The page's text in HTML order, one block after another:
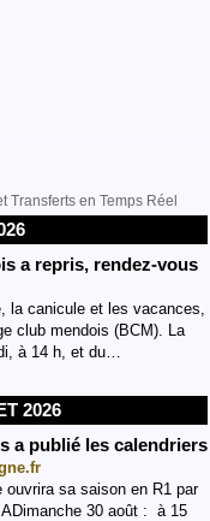
Transferts en Temps Réel
a repris, rendez-vous
la canicule et les vacances,
club mendois (BCM). La
à 14 h, et du…
2026
a publié les calendriers
ouvrira sa saison en R1 par
30 août : à 15